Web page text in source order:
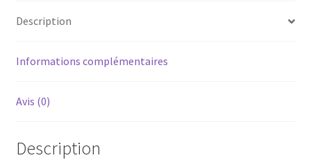
Description
Informations complémentaires
Avis (0)
Description